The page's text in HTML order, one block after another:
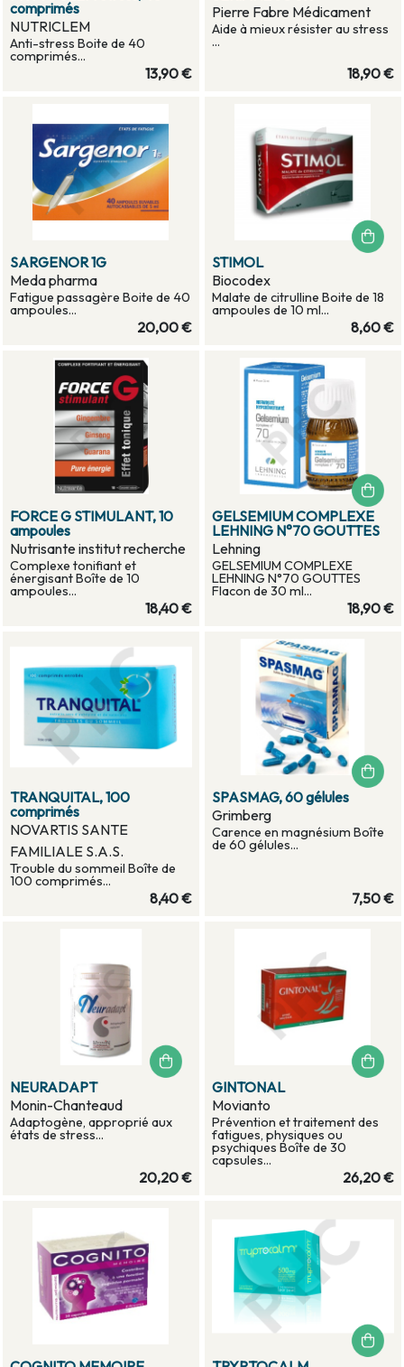
comprimés
NUTRICLEM
Anti-stress Boite de 40
comprimés...
13,90 €
Pierre Fabre Médicament
Aide à mieux résister au stress
...
18,90 €
SARGENOR 1G
Meda pharma
Fatigue passagère Boite de 40
ampoules...
20,00 €
STIMOL
Biocodex
Malate de citrulline Boite de 18
ampoules de 10 ml...
8,60 €
FORCE G STIMULANT, 10
ampoules
Nutrisante institut recherche
Complexe tonifiant et
énergisant Boîte de 10
ampoules...
18,40 €
GELSEMIUM COMPLEXE
LEHNING N°70 GOUTTES
Lehning
GELSEMIUM COMPLEXE
LEHNING N°70 GOUTTES
Flacon de 30 ml...
18,90 €
TRANQUITAL, 100
comprimés
NOVARTIS SANTE
FAMILIALE S.A.S.
Trouble du sommeil Boîte de
100 comprimés...
8,40 €
SPASMAG, 60 gélules
Grimberg
Carence en magnésium Boîte
de 60 gélules...
7,50 €
NEURADAPT
Monin-Chanteaud
Adaptogène, approprié aux
états de stress...
20,20 €
GINTONAL
Movianto
Prévention et traitement des
fatigues, physiques ou
psychiques Boîte de 30
capsules...
26,20 €